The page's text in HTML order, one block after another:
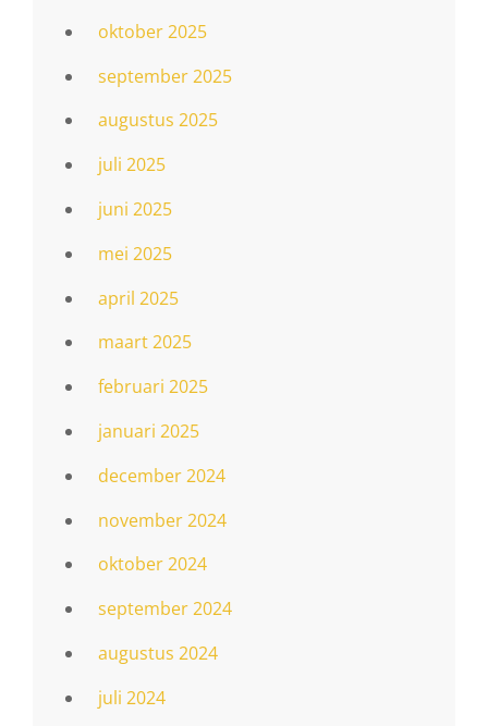
oktober 2025
september 2025
augustus 2025
juli 2025
juni 2025
mei 2025
april 2025
maart 2025
februari 2025
januari 2025
december 2024
november 2024
oktober 2024
september 2024
augustus 2024
juli 2024